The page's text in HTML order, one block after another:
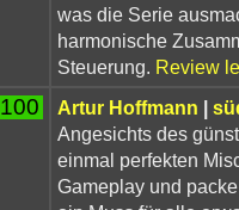
was die Serie
harmonische
Steuerung. Review
100 Artur Hoffmann |
Angesichts des
einmal perfekten
Gameplay und